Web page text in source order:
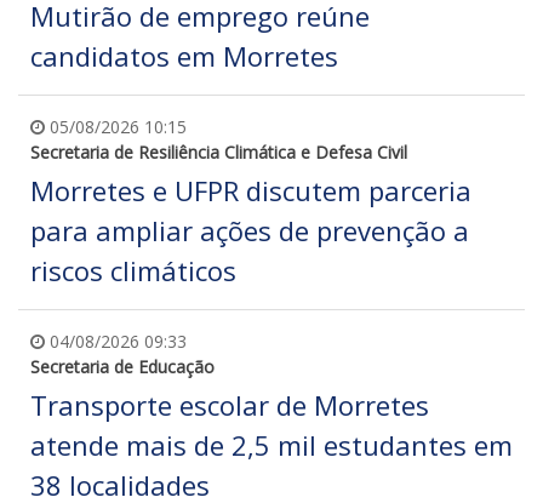
Mutirão de emprego reúne
candidatos em Morretes
05/08/2026 10:15
Secretaria de Resiliência Climática e Defesa Civil
Morretes e UFPR discutem parceria
para ampliar ações de prevenção a
riscos climáticos
04/08/2026 09:33
Secretaria de Educação
Transporte escolar de Morretes
atende mais de 2,5 mil estudantes em
38 localidades